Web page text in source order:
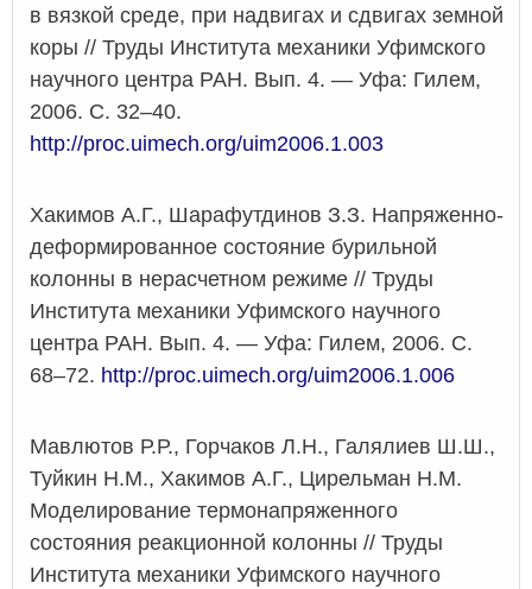
в вязкой среде, при надвигах и сдвигах земной
коры // Труды Института механики Уфимского
научного центра РАН. Вып. 4. — Уфа: Гилем,
2006. С. 32–40.
http://proc.uimech.org/uim2006.1.003
Хакимов А.Г., Шарафутдинов З.З. Напряженно-
деформированное состояние бурильной
колонны в нерасчетном режиме // Труды
Института механики Уфимского научного
центра РАН. Вып. 4. — Уфа: Гилем, 2006. С.
68–72. http://proc.uimech.org/uim2006.1.006
Мавлютов Р.Р., Горчаков Л.Н., Галялиев Ш.Ш.,
Туйкин Н.М., Хакимов А.Г., Цирельман Н.М.
Моделирование термонапряженного
состояния реакционной колонны // Труды
Института механики Уфимского научного